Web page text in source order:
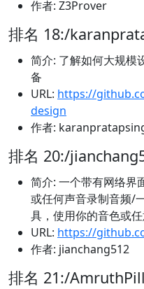
作者: Z3Prover
排名 18:/
简介: 了解如何大规模
备
URL: https://
design
作者:
排名 20:/
简介: 一个带有网络界
或任何声音录制音频/
具，使用你的音色或
URL: https://
作者: jianchang512
排名 21:/